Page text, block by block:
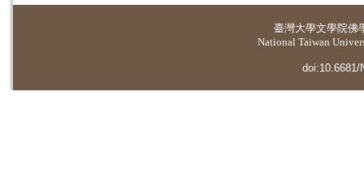
臺灣大學文學院佛
National Taiwan
doi:10.6681/